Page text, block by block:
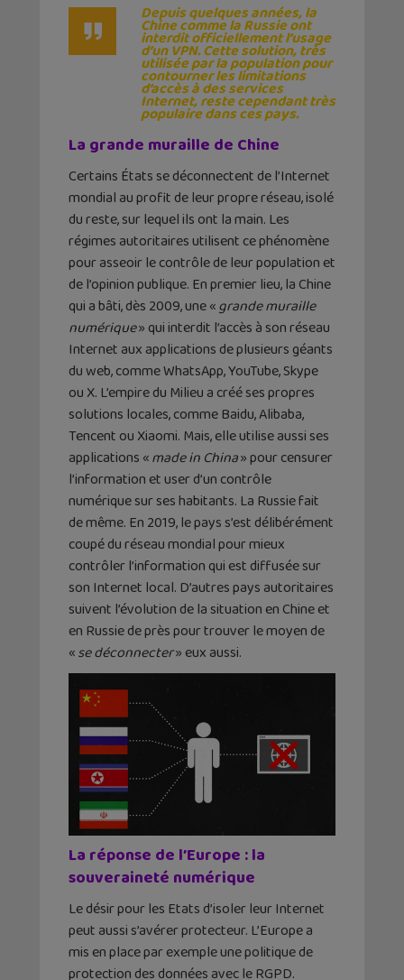
Depuis quelques années, la
Chine comme la Russie ont
interdit officiellement l’usage
d’un VPN. Cette solution, très
utilisée par la population pour
contourner les limitations
d’accès à des services
Internet, reste cependant très
populaire dans ces pays.
La grande muraille de Chine
Certains États se déconnectent de l’Internet
mondial au profit de leur propre réseau, isolé
du reste, sur lequel ils ont la main. Les
régimes autoritaires utilisent ce phénomène
pour asseoir le contrôle de leur population et
de l’opinion publique. En premier lieu, la Chine
qui a bâti, dès 2009, une «grande muraille
numérique» qui interdit l’accès à son réseau
Internet aux applications de plusieurs géants
du web, comme WhatsApp, YouTube, Skype
ou X. L’empire du Milieu a créé ses propres
solutions locales, comme Baidu, Alibaba,
Tencent ou Xiaomi. Mais, elle utilise aussi ses
applications «made in China» pour censurer
l’information et user d’un contrôle
numérique sur ses habitants. La Russie fait
de même. En 2019, le pays s’est délibérément
coupé du réseau mondial pour mieux
contrôler l’information qui est diffusée sur
son Internet local. D’autres pays autoritaires
suivent l’évolution de la situation en Chine et
en Russie de près pour trouver le moyen de
«se déconnecter» eux aussi.
La réponse de l’Europe : la
souveraineté numérique
Le désir pour les Etats d’isoler leur Internet
peut aussi s’avérer protecteur. L’Europe a
mis en place par exemple une politique de
protection des données avec le RGPD.